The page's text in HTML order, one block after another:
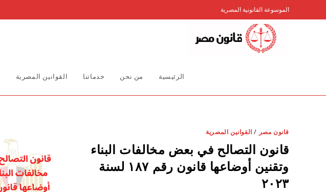
to
الموسوعة القانونية المصرية
الرئيسية من نحن خدماتنا القوانين المصرية
قانون مصر / القوانين المصرية
قانون التصالح في بعض مخالفات البناء
وتقنين أوضاعها قانون رقم ۱۸۷ لسنة
۲۰۲۳